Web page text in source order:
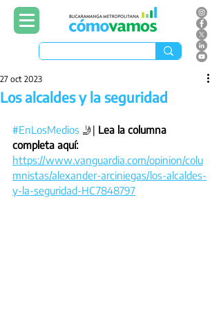
Los alcaldes y la seguridad
27 oct 2023
#EnLosMedios 🤳| Lea la columna
completa aquí:
https://www.vanguardia.com/opinion/colu
mnistas/alexander-arciniegas/los-alcaldes-
y-la-seguridad-HC7848797